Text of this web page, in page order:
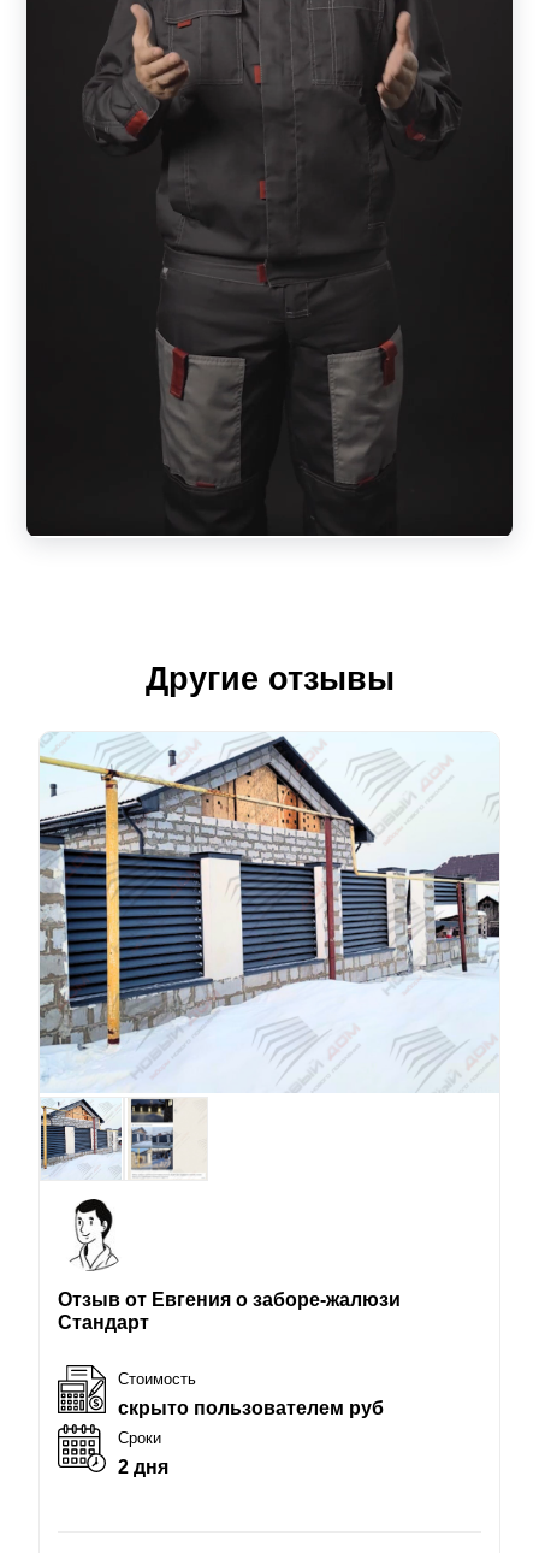
Другие отзывы
Отзыв от Евгения о заборе-жалюзи
Стандарт
Стоимость
скрыто пользователем руб
Сроки
2 дня